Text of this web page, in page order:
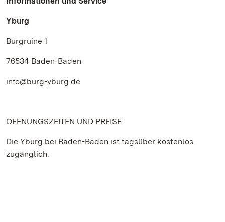
Yburg
Burgruine 1
76534 Baden-Baden
info@burg-yburg.de
ÖFFNUNGSZEITEN UND PREISE
Die Yburg bei Baden-Baden ist tagsüber kostenlos
zugänglich.